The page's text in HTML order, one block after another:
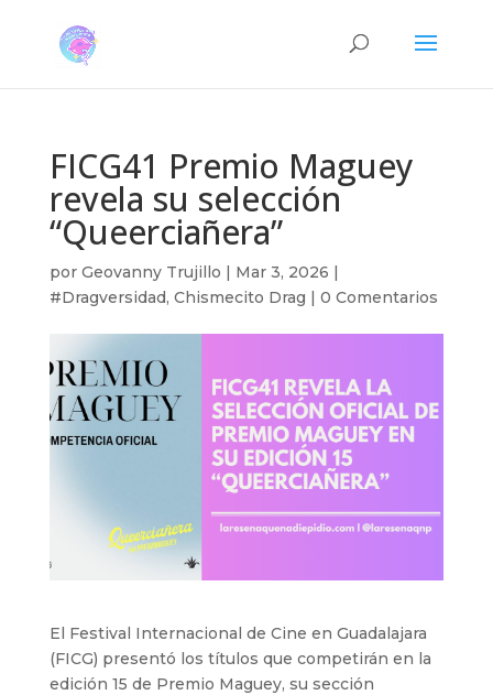
FICG41 Premio Maguey
revela su selección
“Queerciañera”
por Geovanny Trujillo | Mar 3, 2026 |
#Dragversidad, Chismecito Drag | 0 Comentarios
El Festival Internacional de Cine en Guadalajara
(FICG) presentó los títulos que competirán en la
edición 15 de Premio Maguey, su sección